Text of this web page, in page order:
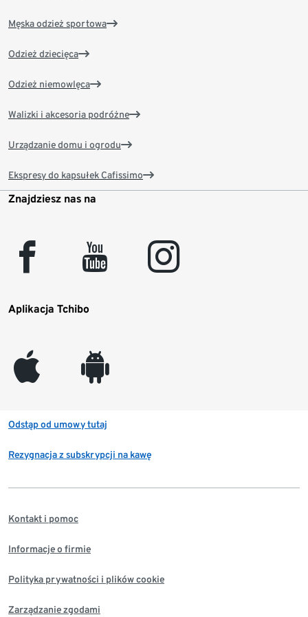
Męska odzież sportowa
Odzież dziecięca
Odzież niemowlęca
Walizki i akcesoria podróżne
Urządzanie domu i ogrodu
Ekspresy do kapsułek Cafissimo
Znajdziesz nas na
facebook youtube instagram
Aplikacja Tchibo
appleinc android
Odstąp od umowy tutaj
Rezygnacja z subskrypcji na kawę
Kontakt i pomoc
Informacje o firmie
Polityka prywatności i plików cookie
Zarządzanie zgodami